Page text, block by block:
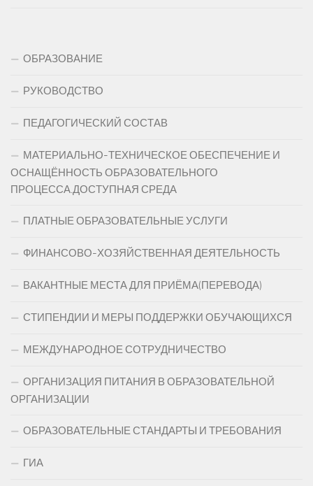
ОБРАЗОВАНИЕ
РУКОВОДСТВО
ПЕДАГОГИЧЕСКИЙ СОСТАВ
МАТЕРИАЛЬНО-ТЕХНИЧЕСКОЕ ОБЕСПЕЧЕНИЕ И
ОСНАЩЁННОСТЬ ОБРАЗОВАТЕЛЬНОГО
ПРОЦЕССА.ДОСТУПНАЯ СРЕДА
ПЛАТНЫЕ ОБРАЗОВАТЕЛЬНЫЕ УСЛУГИ
ФИНАНСОВО-ХОЗЯЙСТВЕННАЯ ДЕЯТЕЛЬНОСТЬ
ВАКАНТНЫЕ МЕСТА ДЛЯ ПРИЁМА(ПЕРЕВОДА)
СТИПЕНДИИ И МЕРЫ ПОДДЕРЖКИ ОБУЧАЮЩИХСЯ
МЕЖДУНАРОДНОЕ СОТРУДНИЧЕСТВО
ОРГАНИЗАЦИЯ ПИТАНИЯ В ОБРАЗОВАТЕЛЬНОЙ
ОРГАНИЗАЦИИ
ОБРАЗОВАТЕЛЬНЫЕ СТАНДАРТЫ И ТРЕБОВАНИЯ
ГИА